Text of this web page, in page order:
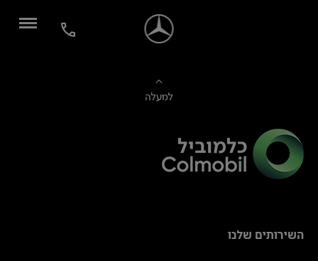
למעלה
השירותים שלנו